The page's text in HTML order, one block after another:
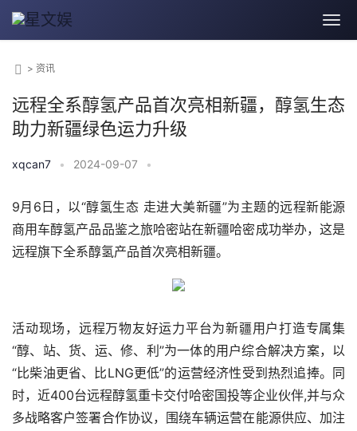
> 资讯
远程全系醇氢产品首次亮相新疆，醇氢生态
助力新疆绿色运力升级
xqcan7 • 2024-09-07 •
9月6日，以“醇氢生态 走进大美新疆”为主题的远程新能源
商用车醇氢产品品鉴之旅哈密站在新疆哈密成功举办，这是
远程旗下全系醇氢产品首次亮相新疆。
活动现场，远程万物友好运力平台为新疆用户打造专属集
“醇、站、货、运、修、利”为一体的用户综合解决方案，以
“比柴油更省、比LNG更低”的运营经济性受到热烈追捧。同
时，近400台远程醇氢重卡交付哈密国投等企业伙伴,并与众
多战略客户签署合作协议，围绕车辆运营在能源供应、加注